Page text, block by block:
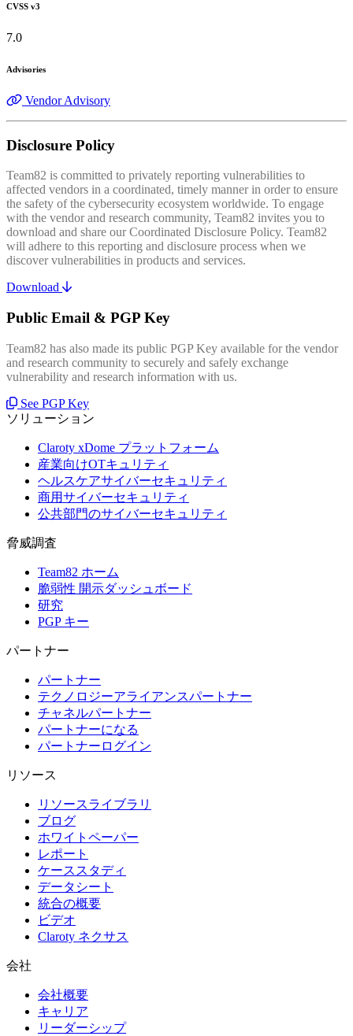
CVSS v3
7.0
Advisories
Vendor Advisory
Disclosure Policy
Team82 is committed to privately reporting vulnerabilities to
affected vendors in a coordinated, timely manner in order to ensure
the safety of the cybersecurity ecosystem worldwide. To engage
with the vendor and research community, Team82 invites you to
download and share our Coordinated Disclosure Policy. Team82
will adhere to this reporting and disclosure process when we
discover vulnerabilities in products and services.
Download
Public Email & PGP Key
Team82 has also made its public PGP Key available for the vendor
and research community to securely and safely exchange
vulnerability and research information with us.
See PGP Key
ソリューション
Claroty xDome プラットフォーム
産業向けOTキュリティ
ヘルスケアサイバーセキュリティ
商用サイバーセキュリティ
公共部門のサイバーセキュリティ
脅威調査
Team82 ホーム
脆弱性 開示ダッシュボード
研究
PGP キー
パートナー
パートナー
テクノロジーアライアンスパートナー
チャネルパートナー
パートナーになる
パートナーログイン
リソース
リソースライブラリ
ブログ
ホワイトペーパー
レポート
ケーススタディ
データシート
統合の概要
ビデオ
Claroty ネクサス
会社
会社概要
キャリア
リーダーシップ